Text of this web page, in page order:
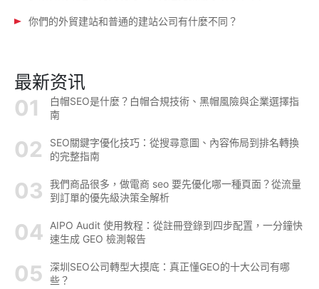
你們的外貿建站和普通的建站公司有什麼不同？
最新资讯
白帽SEO是什麼？白帽合規技術、黑帽風險與企業選擇指
南
SEO關鍵字優化技巧：從搜尋意圖、內容佈局到排名轉換
的完整指南
我們商品很多，做電商 seo 要先優化哪一種頁面？從流量
到訂單的優先級決策全解析
AIPO Audit 使用教程：從註冊登錄到四步配置，一分鐘快
速生成 GEO 檢測報告
深圳SEO公司轉型大摸底：真正懂GEO的十大公司有哪
些？